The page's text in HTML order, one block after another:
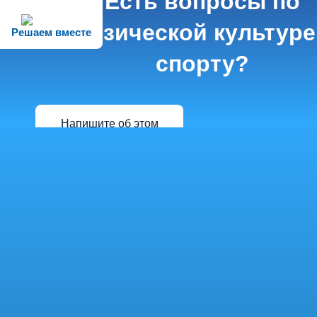
Решаем вместефизической
спорту?
Напишите об этом